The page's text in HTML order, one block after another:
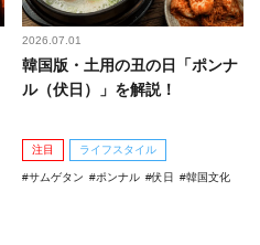
2026.07.01
韓国版・土用の丑の日「ポンナ
ル（伏日）」を解説！
注目 ライフスタイル
サムゲタン ポンナル 伏日 韓国文化